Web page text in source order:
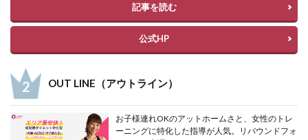
記事を読む
公式HP
OUT LINE（アウトライン）
お子様連れOKのアットホームさと、女性のトレ
ーニングに特化した指導が人気。リバウンドフォ